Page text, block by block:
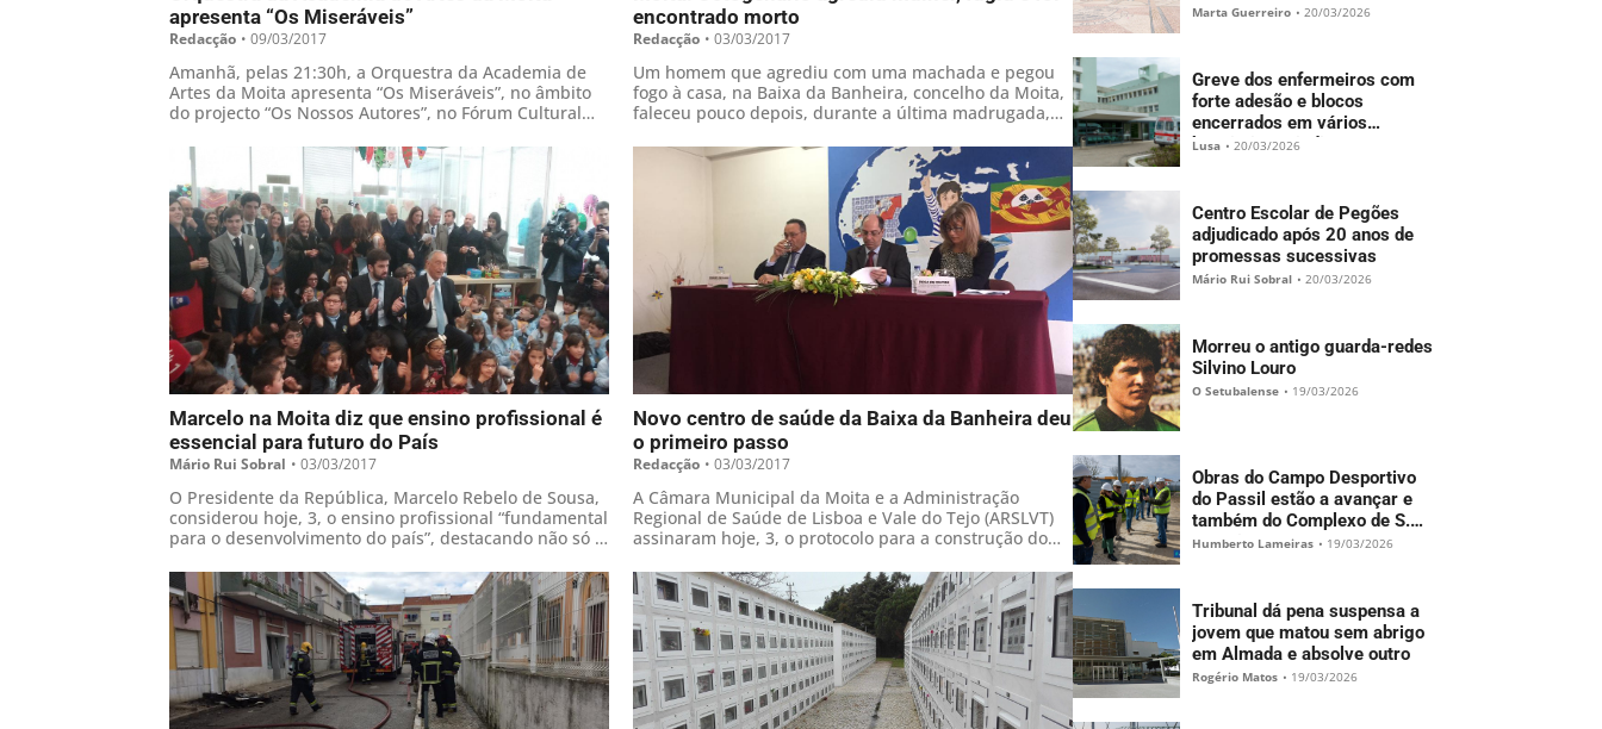
apresenta “Os Miseráveis”
Redacção • 09/03/2017
Amanhã, pelas 21:30h, a Orquestra da Academia de
Artes da Moita apresenta “Os Miseráveis”, no âmbito
do projecto “Os Nossos Autores”, no Fórum Cultural
encontrado morto
Redacção • 03/03/2017
Um homem que agrediu com uma machada e pegou
fogo à casa, na Baixa da Banheira, concelho da Moita,
faleceu pouco depois, durante a última madrugada,
Marcelo na Moita diz que ensino profissional é
essencial para futuro do País
Mário Rui Sobral • 03/03/2017
O Presidente da República, Marcelo Rebelo de Sousa,
considerou hoje, 3, o ensino profissional “fundamental
para o desenvolvimento do país”, destacando não só a
valorização deste domínio, durante uma visita à Escola
Técnica Profissional da Moita
Novo centro de saúde da Baixa da Banheira deu
o primeiro passo
Redacção • 03/03/2017
A Câmara Municipal da Moita e a Administração
Regional de Saúde de Lisboa e Vale do Tejo (ARSLVT)
assinaram hoje, 3, o protocolo para a construção do
secretário de estado a considerar a obra prioritária
Marta Guerreiro • 20/03/2026
Greve dos enfermeiros com
forte adesão e blocos
encerrados em vários
hospitais – Sindicato
Lusa • 20/03/2026
Centro Escolar de Pegões
adjudicado após 20 anos de
promessas sucessivas
Mário Rui Sobral • 20/03/2026
Morreu o antigo guarda-redes
Silvino Louro
O Setubalense • 19/03/2026
Obras do Campo Desportivo
do Passil estão a avançar e
também do Complexo de S.
Francisco
Humberto Lameiras • 19/03/2026
Tribunal dá pena suspensa a
jovem que matou sem abrigo
em Almada e absolve outro
Rogério Matos • 19/03/2026